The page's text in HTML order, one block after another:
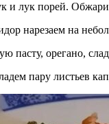
и лук порей.
нарезаем на
пасту, орегано,
пару листьев